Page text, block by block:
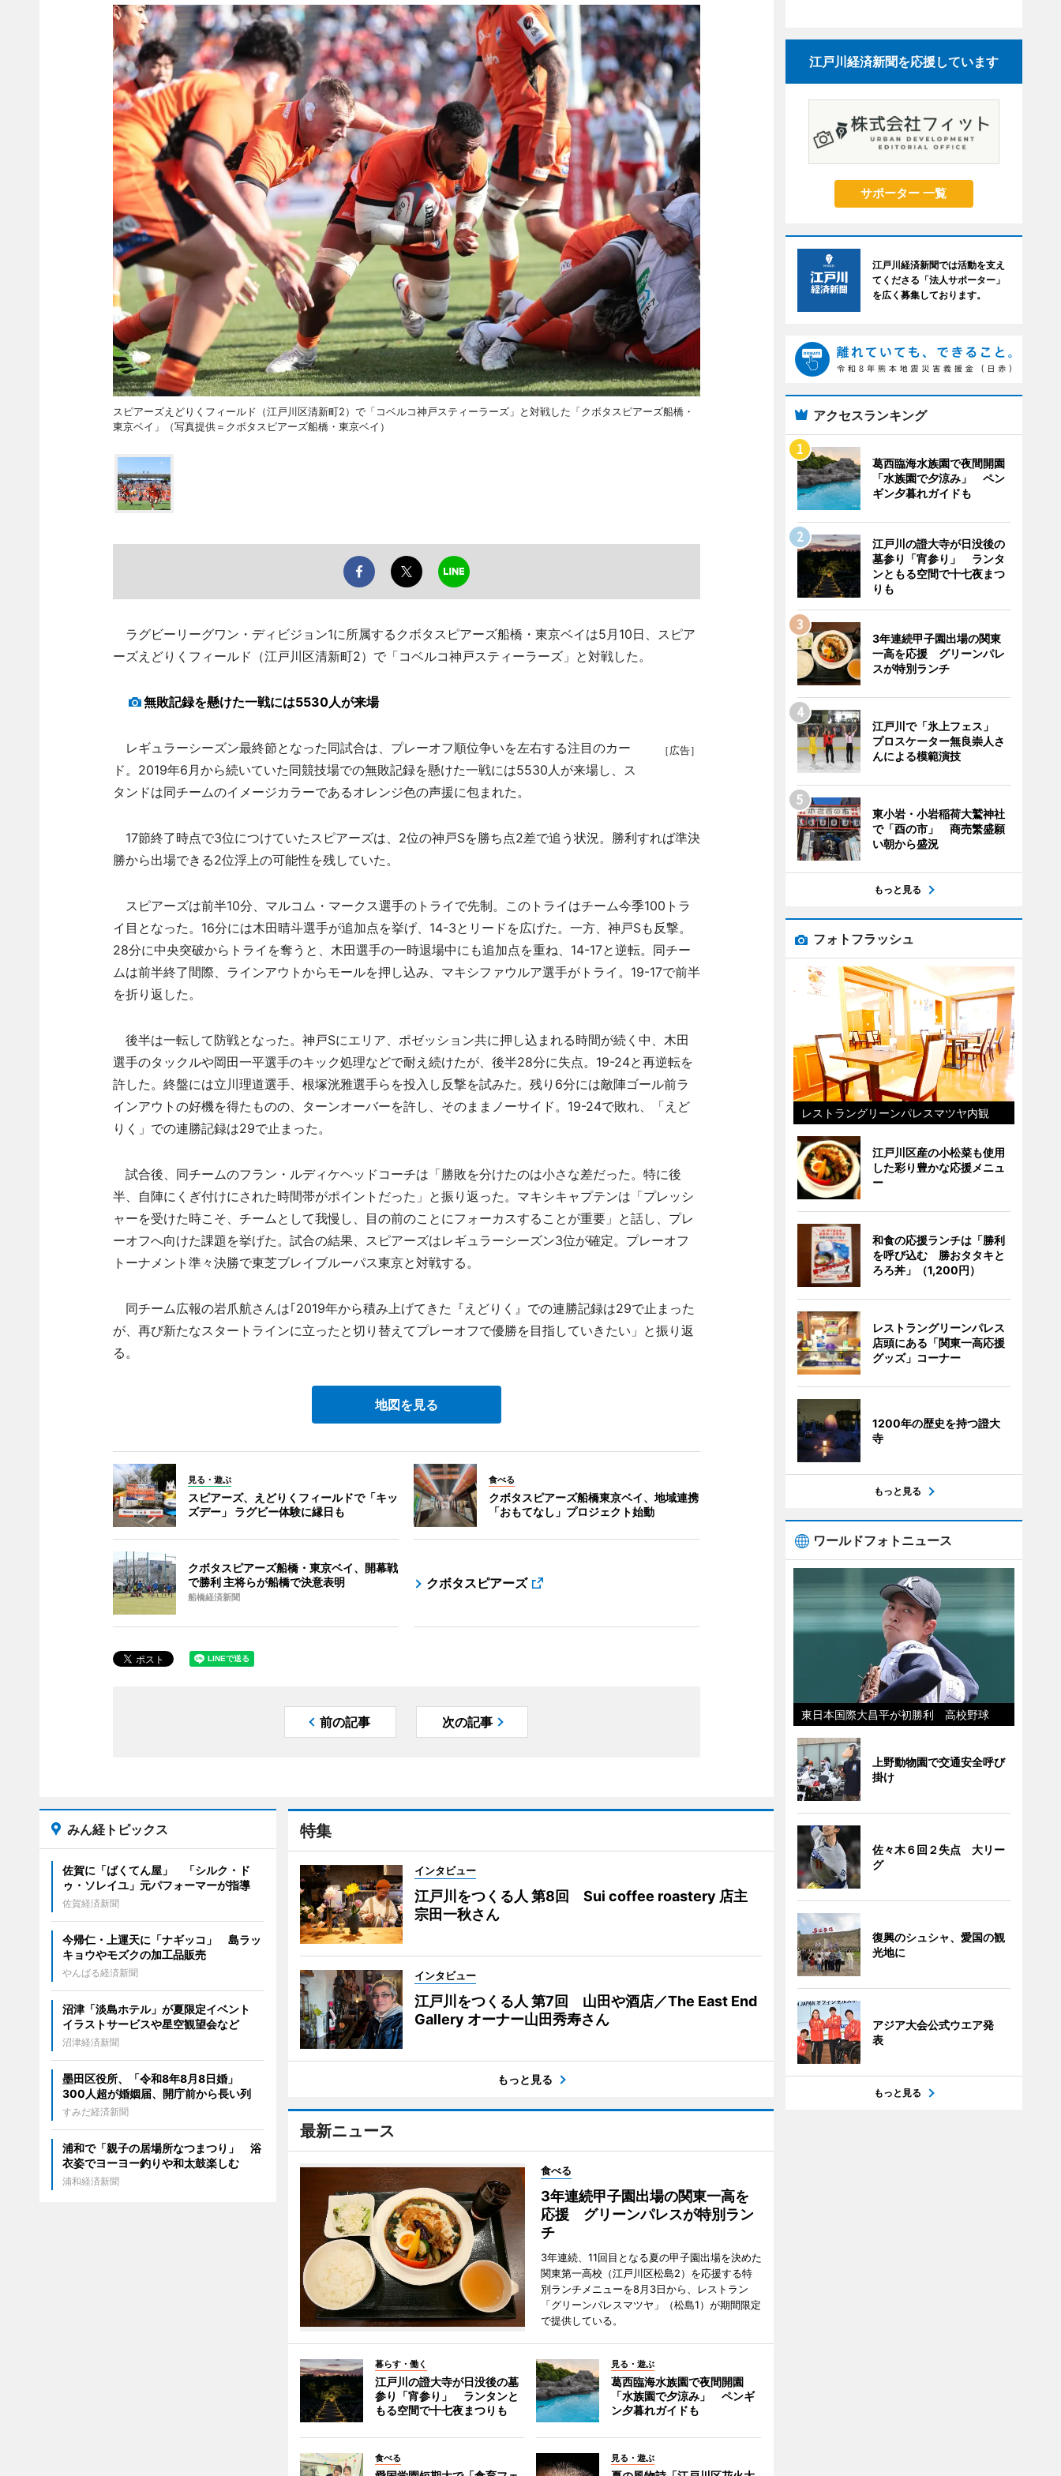
スピアーズえどりくフィールド（江戸川区清新町2）で「コベルコ神戸スティーラーズ」と対戦した「クボタスピアーズ船橋・
東京ベイ」（写真提供＝クボタスピアーズ船橋・東京ベイ）
ラグビーリーグワン・ディビジョン1に所属するクボタスピアーズ船橋・東京ベイは5月10日、スピア
ーズえどりくフィールド（江戸川区清新町2）で「コベルコ神戸スティーラーズ」と対戦した。
無敗記録を懸けた一戦には5530人が来場
［広告］
レギュラーシーズン最終節となった同試合は、プレーオフ順位争いを左右する注目のカー
ド。2019年6月から続いていた同競技場での無敗記録を懸けた一戦には5530人が来場し、ス
タンドは同チームのイメージカラーであるオレンジ色の声援に包まれた。
17節終了時点で3位につけていたスピアーズは、2位の神戸Sを勝ち点2差で追う状況。勝利すれば準決
勝から出場できる2位浮上の可能性を残していた。
スピアーズは前半10分、マルコム・マークス選手のトライで先制。このトライはチーム今季100トラ
イ目となった。16分には木田晴斗選手が追加点を挙げ、14-3とリードを広げた。一方、神戸Sも反撃。
28分に中央突破からトライを奪うと、木田選手の一時退場中にも追加点を重ね、14-17と逆転。同チー
ムは前半終了間際、ラインアウトからモールを押し込み、マキシファウルア選手がトライ。19-17で前半
を折り返した。
後半は一転して防戦となった。神戸Sにエリア、ポゼッション共に押し込まれる時間が続く中、木田
選手のタックルや岡田一平選手のキック処理などで耐え続けたが、後半28分に失点。19-24と再逆転を
許した。終盤には立川理道選手、根塚洸雅選手らを投入し反撃を試みた。残り6分には敵陣ゴール前ラ
インアウトの好機を得たものの、ターンオーバーを許し、そのままノーサイド。19-24で敗れ、「えど
りく」での連勝記録は29で止まった。
試合後、同チームのフラン・ルディケヘッドコーチは「勝敗を分けたのは小さな差だった。特に後
半、自陣にくぎ付けにされた時間帯がポイントだった」と振り返った。マキシキャプテンは「プレッシ
ャーを受けた時こそ、チームとして我慢し、目の前のことにフォーカスすることが重要」と話し、プレ
ーオフへ向けた課題を挙げた。試合の結果、スピアーズはレギュラーシーズン3位が確定。プレーオフ
トーナメント準々決勝で東芝ブレイブルーパス東京と対戦する。
同チーム広報の岩爪航さんは｢2019年から積み上げてきた『えどりく』での連勝記録は29で止まった
が、再び新たなスタートラインに立ったと切り替えてプレーオフで優勝を目指していきたい」と振り返
る。
地図を見る
見る・遊ぶ
スピアーズ、えどりくフィールドで「キッ
ズデー」 ラグビー体験に縁日も
食べる
クボタスピアーズ船橋東京ベイ、地域連携
「おもてなし」プロジェクト始動
クボタスピアーズ船橋・東京ベイ、開幕戦
で勝利 主将らが船橋で決意表明
船橋経済新聞
クボタスピアーズ
前の記事 次の記事
特集
インタビュー
江戸川をつくる人 第8回 Sui coffee roastery 店主
宗田一秋さん
インタビュー
江戸川をつくる人 第7回 山田や酒店／The East End
Gallery オーナー山田秀寿さん
もっと見る
最新ニュース
食べる
3年連続甲子園出場の関東一高を
応援 グリーンパレスが特別ラン
チ
3年連続、11回目となる夏の甲子園出場を決めた
関東第一高校（江戸川区松島2）を応援する特
別ランチメニューを8月3日から、レストラン
「グリーンパレスマツヤ」（松島1）が期間限定
で提供している。
暮らす・働く
江戸川の證大寺が日没後の墓
参り「宵参り」 ランタンと
もる空間で十七夜まつりも
見る・遊ぶ
葛西臨海水族園で夜間開園
「水族園で夕涼み」 ペンギ
ン夕暮れガイドも
食べる 見る・遊ぶ
みん経トピックス
佐賀に「ばくてん屋」 「シルク・ド
ゥ・ソレイユ」元パフォーマーが指導
佐賀経済新聞
今帰仁・上運天に「ナギッコ」 島ラッ
キョウやモズクの加工品販売
やんばる経済新聞
沼津「淡島ホテル」が夏限定イベント
イラストサービスや星空観望会など
沼津経済新聞
墨田区役所、「令和8年8月8日婚」
300人超が婚姻届、開庁前から長い列
すみだ経済新聞
浦和で「親子の居場所なつまつり」 浴
衣姿でヨーヨー釣りや和太鼓楽しむ
浦和経済新聞
江戸川経済新聞を応援しています
サポーター 一覧
江戸川経済新聞では活動を支え
てくださる「法人サポーター」
を広く募集しております。
アクセスランキング
葛西臨海水族園で夜間開園
「水族園で夕涼み」 ペン
ギン夕暮れガイドも
江戸川の證大寺が日没後の
墓参り「宵参り」 ランタ
ンともる空間で十七夜まつ
りも
3年連続甲子園出場の関東
一高を応援 グリーンパレ
スが特別ランチ
江戸川で「氷上フェス」
プロスケーター無良崇人さ
んによる模範演技
東小岩・小岩稲荷大鷲神社
で「酉の市」 商売繁盛願
い朝から盛況
もっと見る
フォトフラッシュ
レストラングリーンパレスマツヤ内観
江戸川区産の小松菜も使用
した彩り豊かな応援メニュ
ー
和食の応援ランチは「勝利
を呼び込む 勝おタタキと
ろろ丼」（1,200円）
レストラングリーンパレス
店頭にある「関東一高応援
グッズ」コーナー
1200年の歴史を持つ證大
寺
もっと見る
ワールドフォトニュース
東日本国際大昌平が初勝利 高校野球
上野動物園で交通安全呼び
掛け
佐々木６回２失点 大リー
グ
復興のシュシャ、愛国の観
光地に
アジア大会公式ウエア発
表
もっと見る